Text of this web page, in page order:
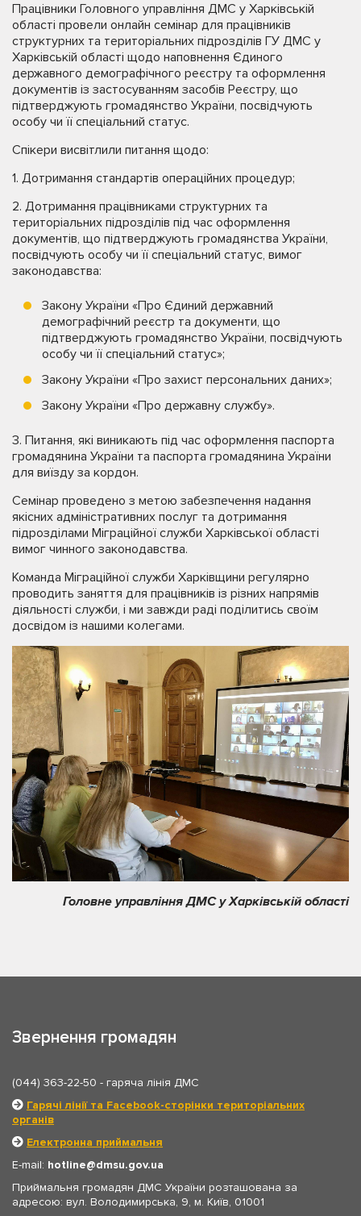
Працівники Головного управління ДМС у Харківській
області провели онлайн семінар для працівників
структурних та територіальних підрозділів ГУ ДМС у
Харківській області щодо наповнення Єдиного
державного демографічного реєстру та оформлення
документів із застосуванням засобів Реєстру, що
підтверджують громадянство України, посвідчують
особу чи її спеціальний статус.
Спікери висвітлили питання щодо:
1. Дотримання стандартів операційних процедур;
2. Дотримання працівниками структурних та
територіальних підрозділів під час оформлення
документів, що підтверджують громадянства України,
посвідчують особу чи її спеціальний статус, вимог
законодавства:
Закону України «Про Єдиний державний
демографічний реєстр та документи, що
підтверджують громадянство України, посвідчують
особу чи її спеціальний статус»;
Закону України «Про захист персональних даних»;
Закону України «Про державну службу».
3. Питання, які виникають під час оформлення паспорта
громадянина України та паспорта громадянина України
для виїзду за кордон.
Семінар проведено з метою забезпечення надання
якісних адміністративних послуг та дотримання
підрозділами Міграційної служби Харківської області
вимог чинного законодавства.
Команда Міграційної служби Харківщини регулярно
проводить заняття для працівників із різних напрямів
діяльності служби, і ми завжди раді поділитись своїм
досвідом із нашими колегами.
Головне управління ДМС у Харківській області
Звернення громадян
(044) 363-22-50 - гаряча лінія ДМС
Гарячі лінії та Facebook-сторінки територіальних
органів
Електронна приймальня
E-mail: hotline
dmsu.gov.ua
Приймальня громадян ДМС України розташована за
адресою: вул. Володимирська, 9, м. Київ, 01001